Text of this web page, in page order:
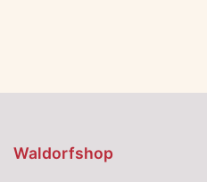
Waldorfshop